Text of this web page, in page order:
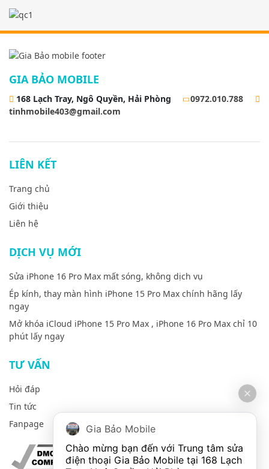
GIA BẢO MOBILE
168 Lạch Tray, Ngô Quyền, Hải Phòng
0972.010.788
tinhmobile403@gmail.com
LIÊN KẾT
Trang chủ
Giới thiệu
Liên hệ
DỊCH VỤ MỚI
Sửa iPhone 16 Pro Max mất sóng, không dịch vụ
Ép kính, thay màn hình iPhone 15 Pro Max chính hãng lấy
ngay
Mở khóa iCloud iPhone 15 Pro Max , iPhone 16 Pro Max chỉ 10
phút lấy ngay
TƯ VẤN
Hỏi đáp
Tin tức
Fanpage
Gia Bảo Mobile
Chào mừng bạn đến với Trung tâm sửa
điện thoại Gia Bảo Mobile tại 168 Lạch